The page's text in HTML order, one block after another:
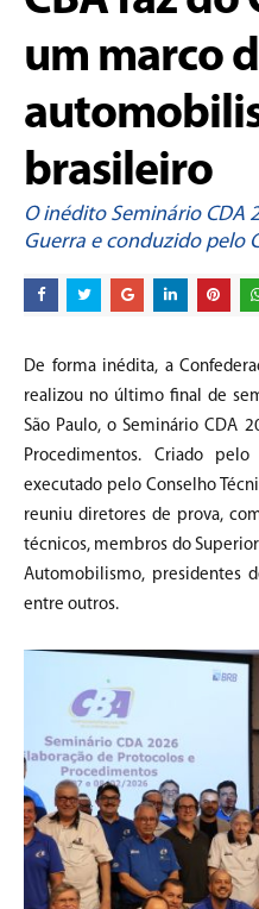
um marco
brasileiro
O inédito Seminário CDA
Guerra e conduzido pelo
De forma inédita, a
realizou no último final de
São Paulo, o Seminário CDA
Procedimentos. Criado
executado pelo Conselho
reuniu diretores de prova,
técnicos, membros do
Automobilismo, presidentes
entre outros.